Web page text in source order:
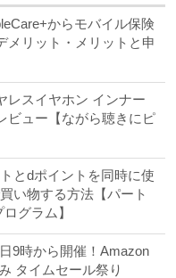
からモバイル保険
メリット・メリットと申
レスイヤホン インナー
ビュー【ながら聴きにピ
とdポイントを同時に使
い物する方法【パート
グラム】
9時から開催！Amazon
タイムセール祭り